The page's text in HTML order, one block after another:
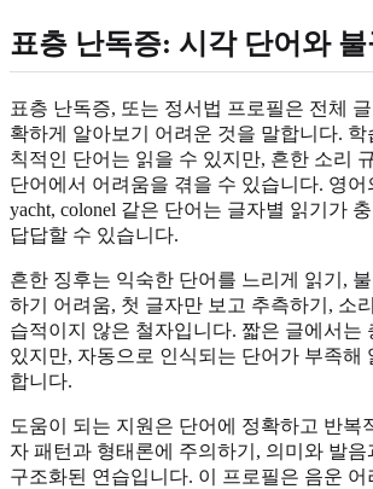
표층 난독증: 시각 단어와
표층 난독증, 또는 정서법 프로필은 전체
확하게 알아보기 어려운 것을 말합니다.
칙적인 단어는 읽을 수 있지만, 흔한 소리
단어에서 어려움을 겪을 수 있습니다. 영어
yacht, colonel 같은 단어는 글자별 읽기가
답답할 수 있습니다.
흔한 징후는 익숙한 단어를 느리게 읽기,
하기 어려움, 첫 글자만 보고 추측하기, 소
습적이지 않은 철자입니다. 짧은 글에서는
있지만, 자동으로 인식되는 단어가 부족해
합니다.
도움이 되는 지원은 단어에 정확하고 반복
자 패턴과 형태론에 주의하기, 의미와 발
구조화된 연습입니다. 이 프로필은 음운